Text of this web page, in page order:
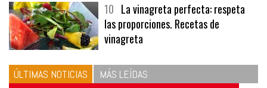
10 La vinagreta perfecta: respeta
las proporciones. Recetas de
vinagreta
ÚLTIMAS NOTICIAS MÁS LEÍDAS